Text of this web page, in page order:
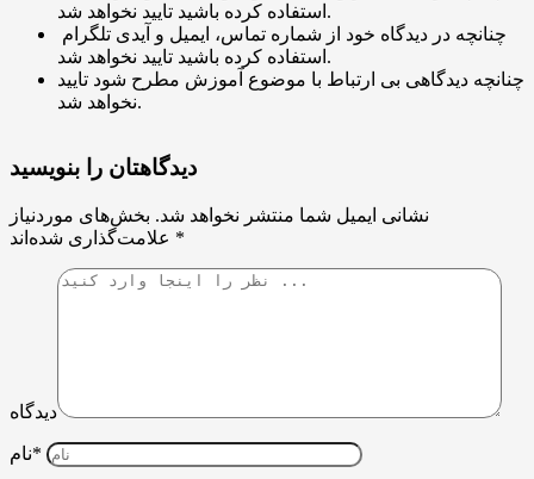
استفاده کرده باشید تایید نخواهد شد.
استفاده کرده باشید تایید نخواهد شد.
چنانچه دیدگاهی بی ارتباط با موضوع آموزش مطرح شود تایید
نخواهد شد.
دیدگاهتان را بنویسید
نشانی ایمیل شما منتشر نخواهد شد. بخش‌های موردنیاز
*
دیدگاه
نام*